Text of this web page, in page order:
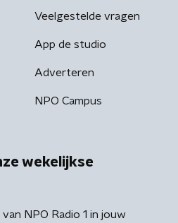
Veelgestelde vragen
App de studio
Adverteren
NPO Campus
wekelijkse
NPO Radio 1 in jouw